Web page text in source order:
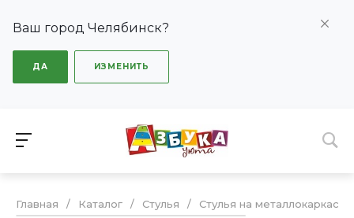
Ваш город Челябинск?
ДА ИЗМЕНИТЬ
Главная / Каталог / Стулья / Стулья на металлокаркасе